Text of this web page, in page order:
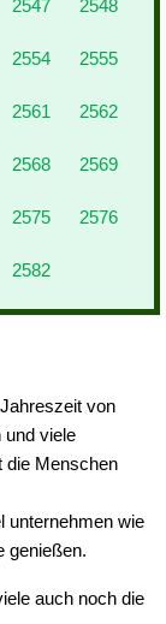
2547 2548
2554 2555
2561 2562
2568 2569
2575 2576
2582
von
und viele
die Menschen
unternehmen wie
genießen.
auch noch die